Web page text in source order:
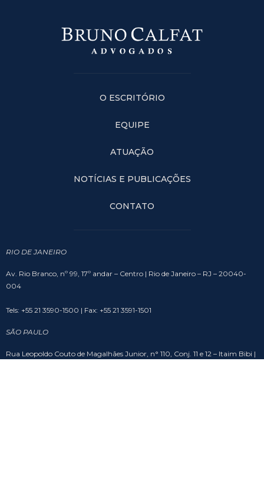
O ESCRITÓRIO
EQUIPE
ATUAÇÃO
NOTÍCIAS E PUBLICAÇÕES
CONTATO
RIO DE JANEIRO
Av. Rio Branco, nº 99, 17º andar – Centro | Rio de Janeiro – RJ – 20040-
004
Tels: +55 21 3590-1500 | Fax: +55 21 3591-1501
SÃO PAULO
Rua Leopoldo Couto de Magalhães Junior, n° 110, Conj. 11 e 12 – Itaim Bibi |